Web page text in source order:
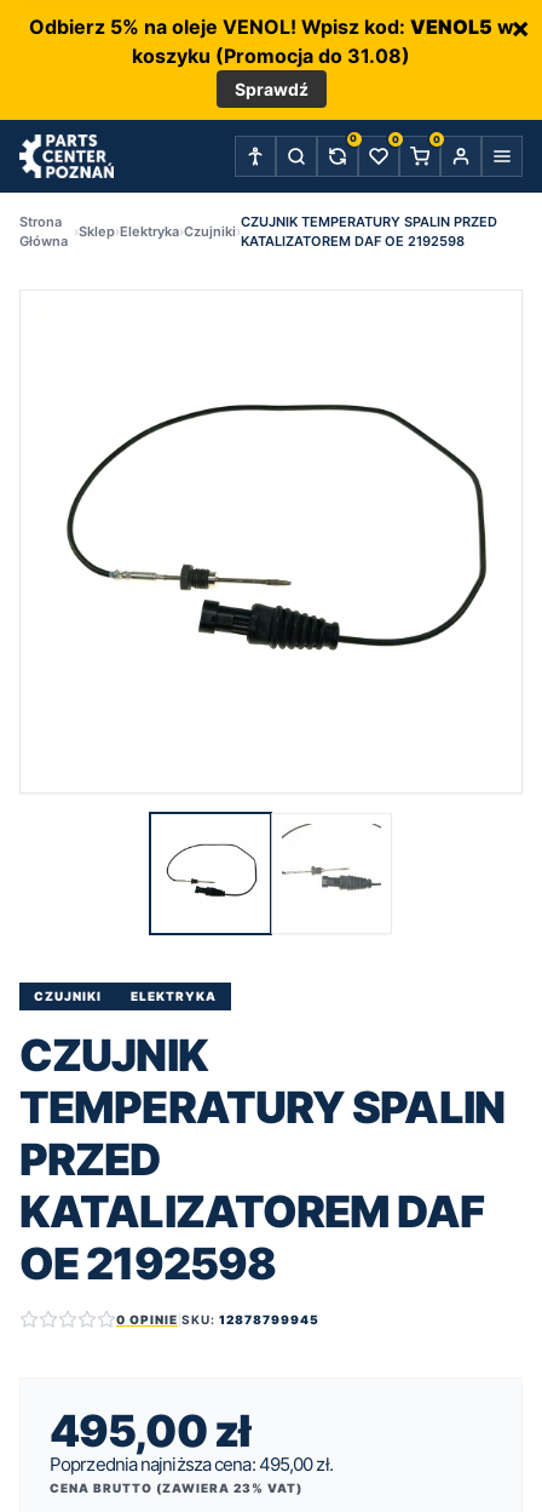
Odbierz 5% na oleje VENOL! Wpisz kod: VENOL5 w
koszyku (Promocja do 31.08)
Sprawdź
×
0 0 0
Strona
Główna
›Sklep›Elektryka›Czujniki›
CZUJNIK TEMPERATURY SPALIN PRZED
KATALIZATOREM DAF OE 2192598
CZUJNIKI ELEKTRYKA
CZUJNIK
TEMPERATURY SPALIN
PRZED
KATALIZATOREM DAF
OE 2192598
0 OPINIE SKU: 12878799945
495,00zł
Poprzednia najniższa cena:495,00zł.
CENA BRUTTO (ZAWIERA 23% VAT)